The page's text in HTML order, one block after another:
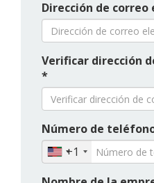
Dirección de
Verificar dirección
*
Número de
+1